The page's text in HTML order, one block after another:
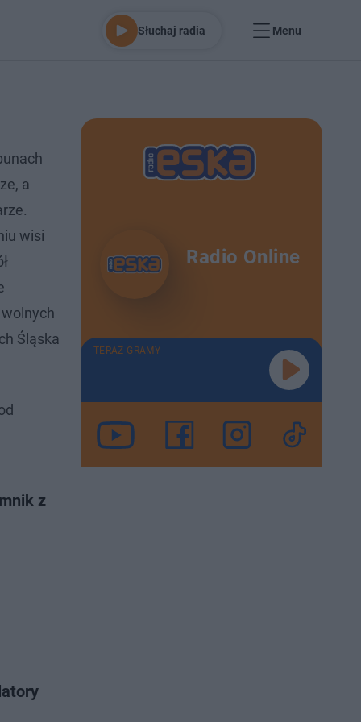
Słuchaj radia Menu
a
wisi
Śląska
z
Radio Online
TERAZ GRAMY